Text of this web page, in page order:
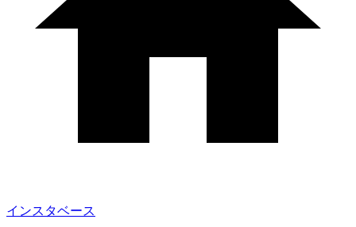
インスタベース